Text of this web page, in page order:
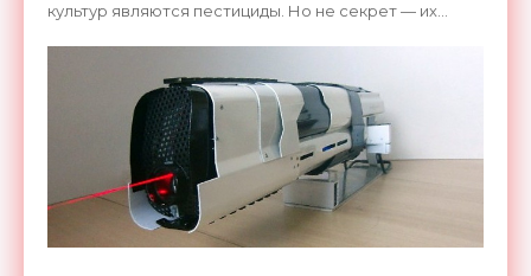
культур являются пестициды. Но не секрет — их